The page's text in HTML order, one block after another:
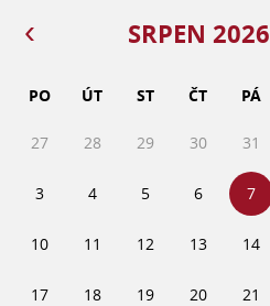
SRPEN 2026
PO ÚT ST ČT PÁ
27 28 29 30 31
3 4 5 6 7
10 11 12 13 14
17 18 19 20 21